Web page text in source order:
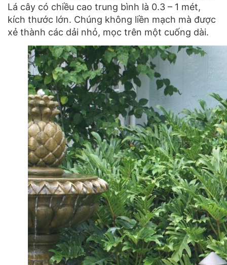
Lá cây có chiều cao trung bình là 0.3 – 1 mét,
kích thước lớn. Chúng không liền mạch mà được
xẻ thành các dải nhỏ, mọc trên một cuống dài.